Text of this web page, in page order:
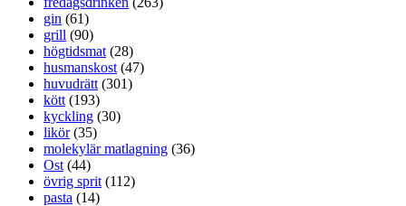
gin (61)
grill (90)
högtidsmat (28)
husmanskost (47)
huvudrätt (301)
kött (193)
kyckling (30)
likör(35)
molekylär matlagning (36)
Ost (44)
övrig sprit (112)
pasta (14)